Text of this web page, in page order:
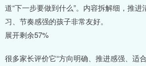
道“下一步要做到什么”。内容拆解细，推进
习、节奏感强的孩子非常友好。
展开剩余57%
很多家长评价它“方向明确、推进感强、适